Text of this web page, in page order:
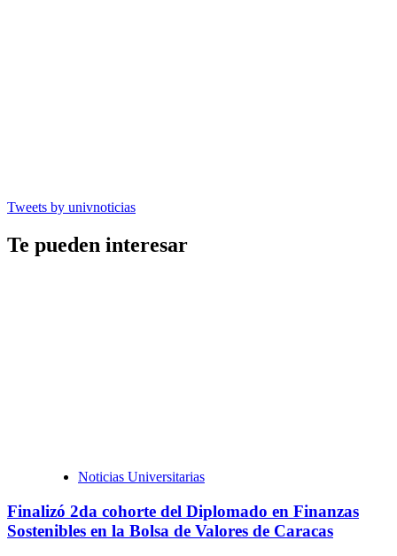
Tweets by univnoticias
Te pueden interesar
Noticias Universitarias
Finalizó 2da cohorte del Diplomado en Finanzas
Sostenibles en la Bolsa de Valores de Caracas